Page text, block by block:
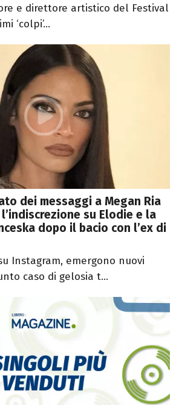
e direttore artistico del Festival
‘colpi’...
dei messaggi a Megan Ria
su Elodie e la
dopo il bacio con l’ex di
Instagram, emergono nuovi
caso di gelosia t...